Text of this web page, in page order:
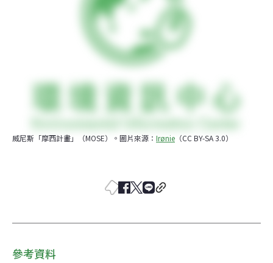
威尼斯「摩西計畫」（MOSE）。圖片來源： Irønie （CC BY-SA 3.0）
參考資料